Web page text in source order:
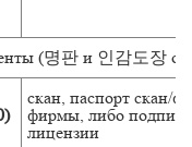
(명판 и 인감도장
скан, паспорт скан/
фирмы, либо подпись
лицензии